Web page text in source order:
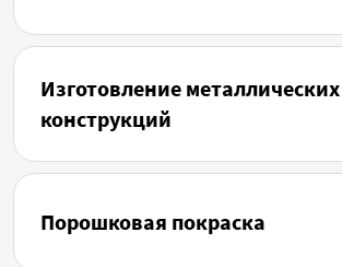
Изготовление металлических
конструкций
Порошковая покраска